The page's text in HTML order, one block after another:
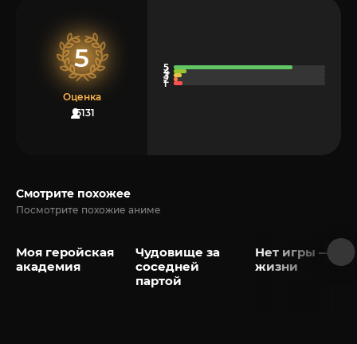
5
Оценка
5131
Смотрите похожее
Посмотрите похожие аниме
Моя геройская
академия
Чудовище за
соседней
партой
Нет игры — нет
жизни